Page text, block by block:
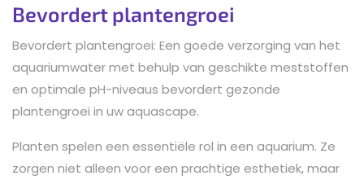
Bevordert plantengroei
Bevordert plantengroei: Een goede verzorging van het
aquariumwater met behulp van geschikte meststoffen
en optimale pH-niveaus bevordert gezonde
plantengroei in uw aquascape.
Planten spelen een essentiële rol in een aquarium. Ze
zorgen niet alleen voor een prachtige esthetiek, maar